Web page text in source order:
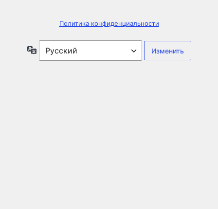
Политика конфиденциальности
Язык